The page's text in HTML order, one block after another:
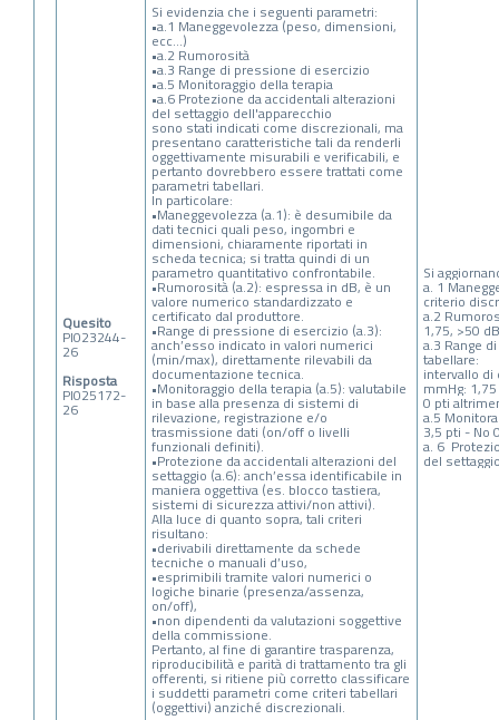
Quesito
PI023244-
26
Risposta
PI025172-
26
Si evidenzia che i seguenti parametri:
•a.1 Maneggevolezza (peso, dimensioni,
ecc…)
•a.2 Rumorosità
•a.3 Range di pressione di esercizio
•a.5 Monitoraggio della terapia
•a.6 Protezione da accidentali alterazioni
del settaggio dell'apparecchio
sono stati indicati come discrezionali, ma
presentano caratteristiche tali da renderli
oggettivamente misurabili e verificabili, e
pertanto dovrebbero essere trattati come
parametri tabellari.
In particolare:
•Maneggevolezza (a.1): è desumibile da
dati tecnici quali peso, ingombri e
dimensioni, chiaramente riportati in
scheda tecnica; si tratta quindi di un
parametro quantitativo confrontabile.
•Rumorosità (a.2): espressa in dB, è un
valore numerico standardizzato e
certificato dal produttore.
•Range di pressione di esercizio (a.3):
anch’esso indicato in valori numerici
(min/max), direttamente rilevabili da
documentazione tecnica.
•Monitoraggio della terapia (a.5): valutabile
in base alla presenza di sistemi di
rilevazione, registrazione e/o
trasmissione dati (on/off o livelli
funzionali definiti).
•Protezione da accidentali alterazioni del
settaggio (a.6): anch’essa identificabile in
maniera oggettiva (es. blocco tastiera,
sistemi di sicurezza attivi/non attivi).
Alla luce di quanto sopra, tali criteri
risultano:
•derivabili direttamente da schede
tecniche o manuali d’uso,
•esprimibili tramite valori numerici o
logiche binarie (presenza/assenza,
on/off),
•non dipendenti da valutazioni soggettive
della commissione.
Pertanto, al fine di garantire trasparenza,
riproducibilità e parità di trattamento tra gli
offerenti, si ritiene più corretto classificare
i suddetti parametri come criteri tabellari
(oggettivi) anziché discrezionali.
Si
a. 1
criterio
a.2
1,75, >50
a.3 Range
tabellare:
intervallo di
mmHg:
0 pti
a.5
3,5 pti - No
a. 6
del